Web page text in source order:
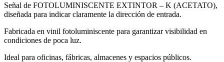
Señal de FOTOLUMINISCENTE EXTINTOR – K (ACETATO),
diseñada para indicar claramente la dirección de entrada.
Fabricada en vinil fotoluminiscente para garantizar visibilidad en
condiciones de poca luz.
Ideal para oficinas, fábricas, almacenes y espacios públicos.